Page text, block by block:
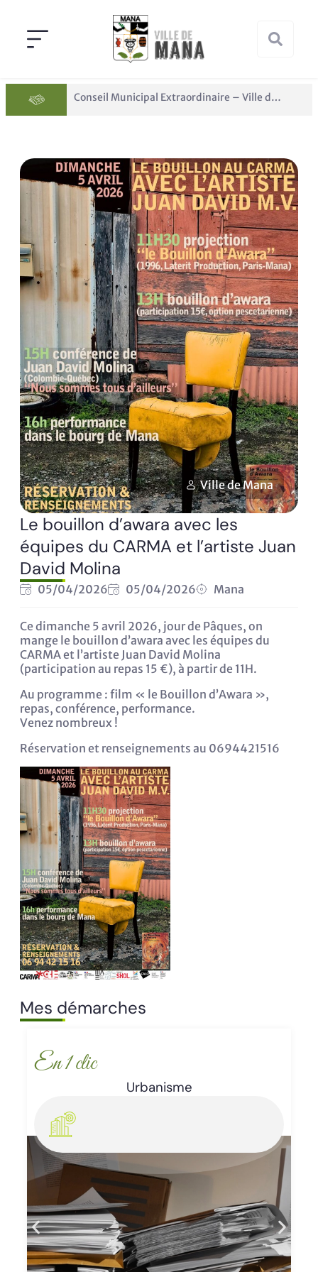
Conseil Municipal Extraordinaire – Ville de Mana du 05 juin 2026 Panne des réseaux Orange sur le territoire de Mana
Ville de Mana
Le bouillon d’awara avec les
équipes du CARMA et l’artiste Juan
David Molina
05/04/2026 05/04/2026 Mana
Ce dimanche 5 avril 2026, jour de Pâques, on
mange le bouillon d’awara avec les équipes du
CARMA et l’artiste Juan David Molina
(participation au repas 15 €), à partir de 11H.
Au programme : film « le Bouillon d’Awara »,
repas, conférence, performance.
Venez nombreux !
Réservation et renseignements au 0694421516
Mes démarches
En 1 clic
Enlèvement d’épaves